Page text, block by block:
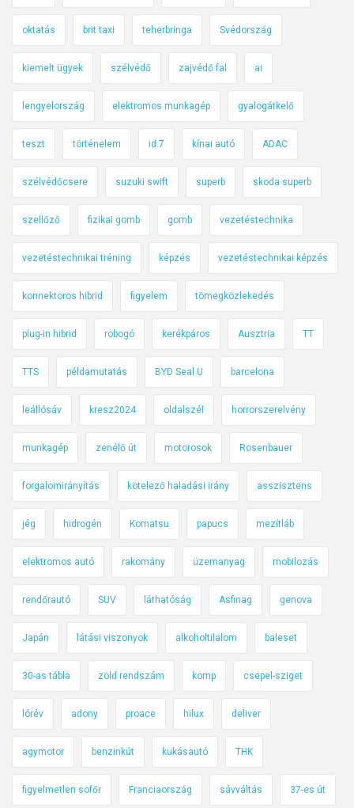
oktatás brit taxi teherbringa Svédország
kiemelt ügyek szélvédő zajvédő fal ai
lengyelország elektromos munkagép gyalogátkelő
teszt történelem id.7 kínai autó ADAC
szélvédőcsere suzuki swift superb skoda superb
szellőző fizikai gomb gomb vezetéstechnika
vezetéstechnikai tréning képzés vezetéstechnikai képzés
konnektoros hibrid figyelem tömegközlekedés
plug-in hibrid robogó kerékpáros Ausztria TT
TTS példamutatás BYD Seal U barcelona
leállósáv kresz2024 oldalszél horrorszerelvény
munkagép zenélő út motorosok Rosenbauer
forgalomirányítás kötelező haladási irány asszisztens
jég hidrogén Komatsu papucs mezítláb
elektromos autó rakomány üzemanyag mobilozás
rendőrautó SUV láthatóság Asfinag genova
Japán látási viszonyok alkoholtilalom baleset
30-as tábla zöld rendszám komp csepel-sziget
lórév adony proace hilux deliver
agymotor benzinkút kukásautó THK
figyelmetlen sofőr Franciaország sávváltás 37-es út